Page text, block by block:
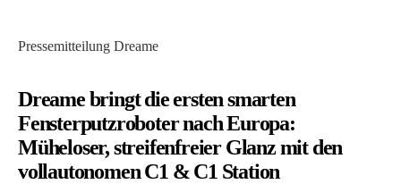
Pressemitteilung Dreame
Dreame bringt die ersten smarten
Fensterputzroboter nach Europa:
Müheloser, streifenfreier Glanz mit den
vollautonomen C1 & C1 Station